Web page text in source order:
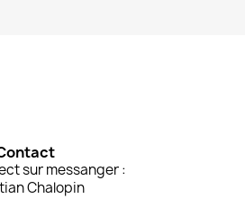
sur messanger :
Chalopin